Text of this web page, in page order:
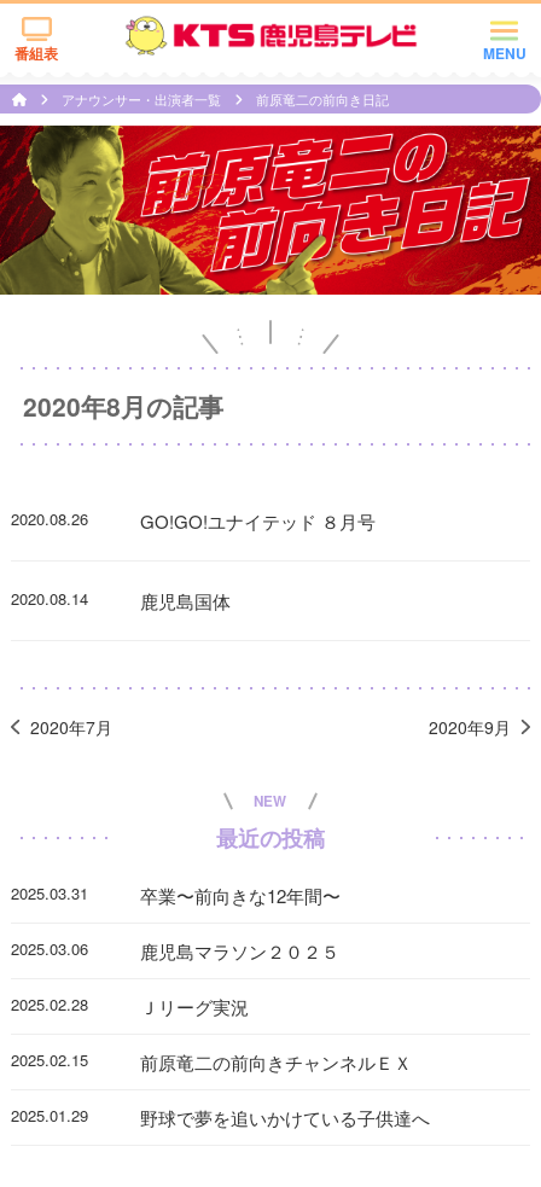
MENU
番組表
アナウンサー・出演者一覧 前原竜二の前向き日記
2020年8月の記事
2020.08.26 GO!GO!ユナイテッド ８月号
2020.08.14 鹿児島国体
2020年7月 2020年9月
NEW
最近の投稿
2025.03.31 卒業〜前向きな12年間〜
2025.03.06 鹿児島マラソン２０２５
2025.02.28 Ｊリーグ実況
2025.02.15 前原竜二の前向きチャンネルＥＸ
2025.01.29 野球で夢を追いかけている子供達へ